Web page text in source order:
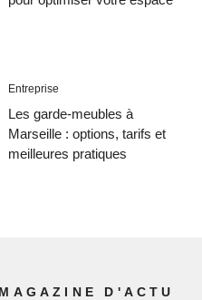
Entreprise
Les garde-meubles à
Marseille : options, tarifs et
meilleures pratiques
D'ACTU